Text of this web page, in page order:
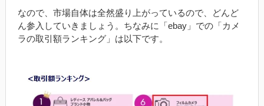
なので、市場自体は全然盛り上がっているので、どんど
ん参入していきましょう。ちなみに「ebay」での「カメ
ラの取引額ランキング」は以下です。